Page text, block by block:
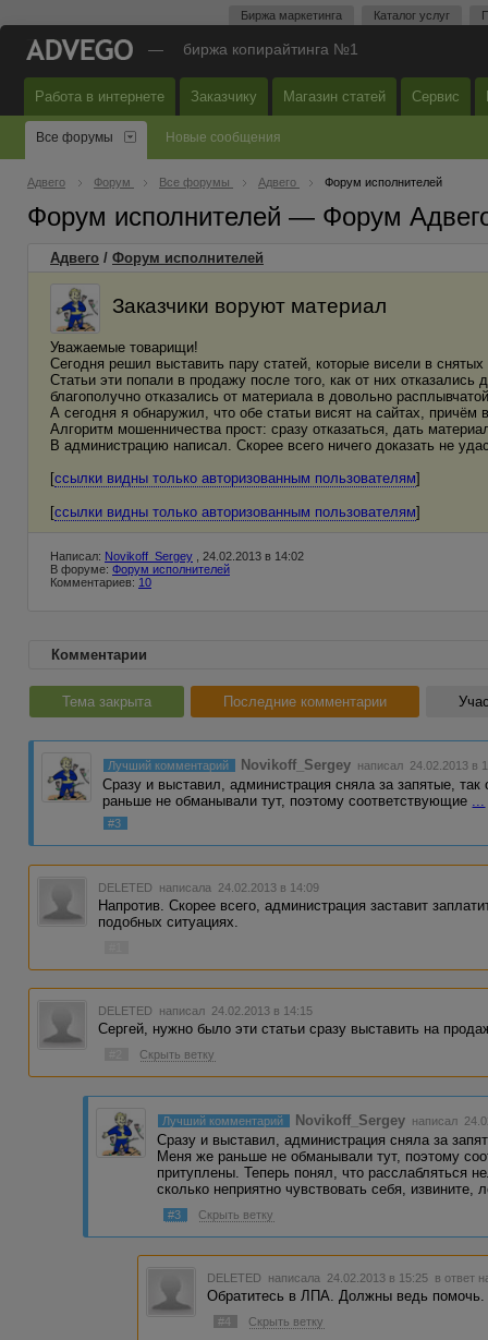
Биржа маркетинга Каталог услуг
— биржа копирайтинга №1
Работа в интернете Заказчику Магазин статей Сервис
Все форумы Новые сообщения
Адвего Форум Все форумы Адвего Форум исполнителей
Форум исполнителей — Форум
Адвего / Форум исполнителей
Заказчики воруют материал
Уважаемые товарищи!
Сегодня решил выставить пару статей, которые висели в
Статьи эти попали в продажу после того, как от них
благополучно отказались от материала в довольно
А сегодня я обнаружил, что обе статьи висят на сайтах,
Алгоритм мошенничества прост: сразу отказаться, дать
В администрацию написал. Скорее всего ничего доказать не
[ссылки видны только авторизованным пользователям]
[ссылки видны только авторизованным пользователям]
Написал: Novikoff_Sergey , 24.02.2013 в 14:02
В форуме: Форум исполнителей
Комментариев: 10
Комментарии
Тема закрыта Последние комментарии
Лучший комментарий Novikoff_Sergey написал 24.02.2013 в
Сразу и выставил, администрация сняла за запятые,
раньше не обманывали тут, поэтому соответствующие ...
#3
DELETED написала 24.02.2013 в 14:09
Напротив. Скорее всего, администрация заставит
подобных ситуациях.
DELETED написал 24.02.2013 в 14:15
Сергей, нужно было эти статьи сразу выставить на
Скрыть ветку
Лучший комментарий Novikoff_Sergey написал
Сразу и выставил, администрация сняла за
Меня же раньше не обманывали тут, поэтому
притуплены. Теперь понял, что расслабляться
сколько неприятно чувствовать себя, извините,
#3 Скрыть ветку
DELETED написала 24.02.2013 в 15:25 в ответ
Обратитесь в ЛПА. Должны ведь помочь.
#4 Скрыть ветку